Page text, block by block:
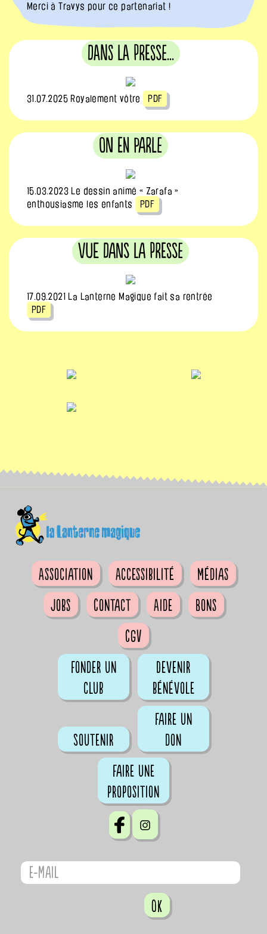
Merci à Travys pour ce partenariat !
Dans la Presse...
31.07.2025 Royalement vôtre PDF
On en parle
15.03.2023 Le dessin animé « Zarafa »
enthousiasme les enfants
PDF
Vue dans la Presse
17.09.2021 La Lanterne Magique fait sa rentrée
PDF
Association Accessibilité
Médias
Jobs
Contact Aide
Bons
CGV
Fonder un
club
Devenir
bénévole
Soutenir
Faire un
don
Faire une
proposition
OK